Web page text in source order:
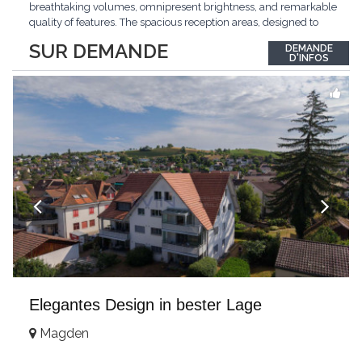
SUR DEMANDE
breathtaking volumes, omnipresent brightness, and remarkable
quality of features. The spacious reception areas, designed to
outdoor spaces bathed in greenery. The bedrooms also have
direct access to the outdoors, offering...
DEMANDE
D'INFOS
Elegantes Design in bester Lage
Magden